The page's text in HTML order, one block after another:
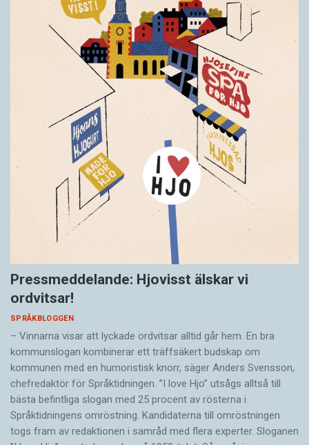
Pressmeddelande: Hjovisst älskar vi
ordvitsar!
SPRÅKBLOGGEN
– Vinnarna visar att lyckade ordvitsar alltid går hem. En bra
kommunslogan kombinerar ett träffsäkert budskap om
kommunen med en humoristisk knorr, säger Anders Svensson,
chefredaktör för Språktidningen. ”I love Hjo” utsågs alltså till
bästa befintliga slogan med 25 procent av rösterna i
Språktidningens omröstning. Kandidaterna till omröstningen
togs fram av redaktionen i samråd med flera experter. Sloganen